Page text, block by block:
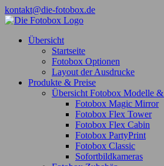
Zum
Inhalt
kontakt@die-fotobox.de
Facebook
Übersicht
Startseite
Fotobox Optionen
Layout der Ausdrucke
Produkte & Preise
Übersicht Fotobox Modelle &
Fotobox Magic Mirror
Fotobox Flex Tower
Fotobox Flex Cabin
Fotobox PartyPrint
Fotobox Classic
Sofortbildkameras